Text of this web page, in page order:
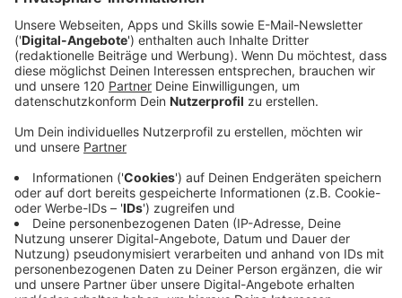
Wie Hallstatt gegen den Massentourismus vorgeht